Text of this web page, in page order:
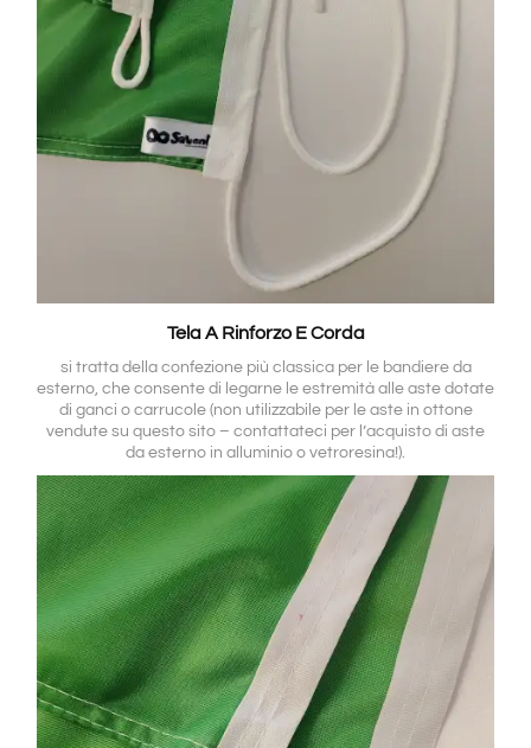
Tela A Rinforzo E Corda
si tratta della confezione più classica per le bandiere da
esterno, che consente di legarne le estremità alle aste dotate
di ganci o carrucole (non utilizzabile per le aste in ottone
vendute su questo sito – contattateci per l’acquisto di aste
da esterno in alluminio o vetroresina!).